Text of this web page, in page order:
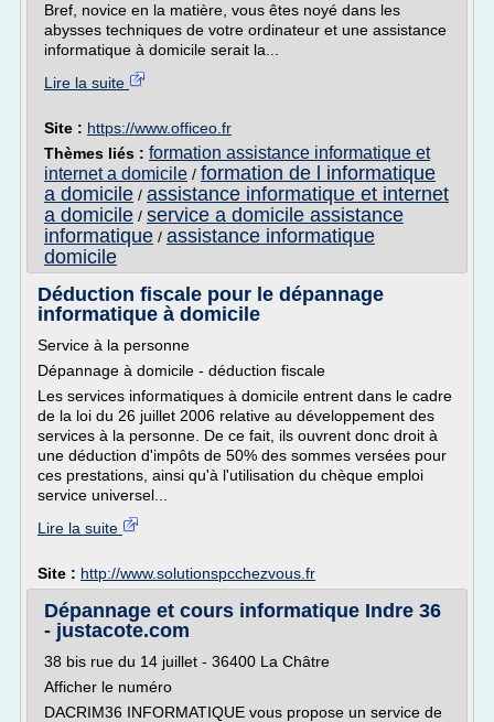
Bref, novice en la matière, vous êtes noyé dans les
abysses techniques de votre ordinateur et une assistance
informatique à domicile serait la...
Lire la suite
Site : https://www.officeo.fr
Thèmes liés : formation assistance informatique et
internet a domicile / formation de l informatique
a domicile / assistance informatique et internet
a domicile / service a domicile assistance
informatique / assistance informatique
domicile
Déduction fiscale pour le dépannage
informatique à domicile
Service à la personne
Dépannage à domicile - déduction fiscale
Les services informatiques à domicile entrent dans le cadre
de la loi du 26 juillet 2006 relative au développement des
services à la personne. De ce fait, ils ouvrent donc droit à
une déduction d'impôts de 50% des sommes versées pour
ces prestations, ainsi qu'à l'utilisation du chèque emploi
service universel...
Lire la suite
Site : http://www.solutionspcchezvous.fr
Dépannage et cours informatique Indre 36
- justacote.com
38 bis rue du 14 juillet - 36400 La Châtre
Afficher le numéro
DACRIM36 INFORMATIQUE vous propose un service de